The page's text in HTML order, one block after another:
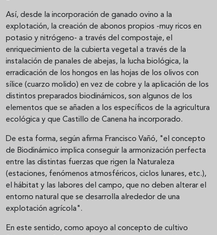
Así, desde la incorporación de ganado ovino a la
explotación, la creación de abonos propios -muy ricos en
potasio y nitrógeno- a través del compostaje, el
enriquecimiento de la cubierta vegetal a través de la
instalación de panales de abejas, la lucha biológica, la
erradicación de los hongos en las hojas de los olivos con
sílice (cuarzo molido) en vez de cobre y la aplicación de los
distintos preparados biodinámicos, son algunos de los
elementos que se añaden a los específicos de la agricultura
ecológica y que Castillo de Canena ha incorporado.
De esta forma, según afirma Francisco Vañó, "el concepto
de Biodinámico implica conseguir la armonización perfecta
entre las distintas fuerzas que rigen la Naturaleza
(estaciones, fenómenos atmosféricos, ciclos lunares, etc.),
el hábitat y las labores del campo, que no deben alterar el
entorno natural que se desarrolla alrededor de una
explotación agrícola".
En este sentido, como apoyo al concepto de cultivo